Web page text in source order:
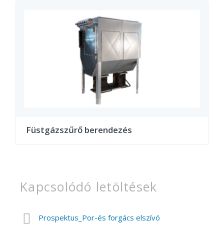
Füstgázszűrő berendezés
Kapcsolódó letöltések
Prospektus_Por-és forgács elszívó